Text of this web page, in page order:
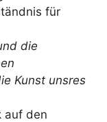
für
die
Kunst unsres
auf den